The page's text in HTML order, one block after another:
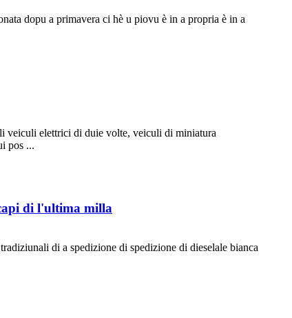
dopu a primavera ci hè u piovu è in a propria è in a
veiculi elettrici di duie volte, veiculi di miniatura
pos ...
di l'ultima milla
di a spedizione di spedizione di dieselale bianca